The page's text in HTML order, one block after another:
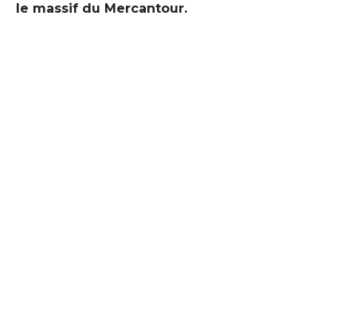
le massif du Mercantour.